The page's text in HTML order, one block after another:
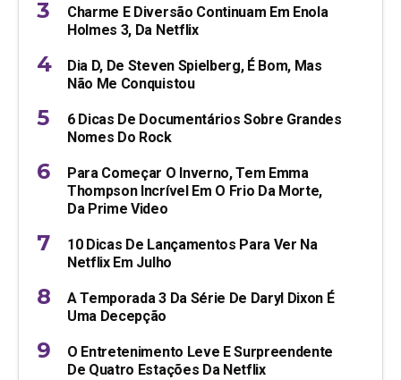
Charme E Diversão Continuam Em Enola
Holmes 3, Da Netflix
Dia D, De Steven Spielberg, É Bom, Mas
Não Me Conquistou
6 Dicas De Documentários Sobre Grandes
Nomes Do Rock
Para Começar O Inverno, Tem Emma
Thompson Incrível Em O Frio Da Morte,
Da Prime Video
10 Dicas De Lançamentos Para Ver Na
Netflix Em Julho
A Temporada 3 Da Série De Daryl Dixon É
Uma Decepção
O Entretenimento Leve E Surpreendente
De Quatro Estações Da Netflix